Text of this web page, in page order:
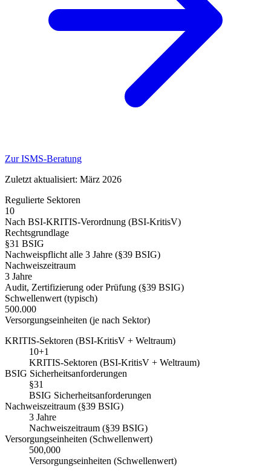
Zur ISMS-Beratung
Zuletzt aktualisiert: März 2026
Regulierte Sektoren
10
Nach BSI-KRITIS-Verordnung (BSI-KritisV)
Rechtsgrundlage
§31 BSIG
Nachweispflicht alle 3 Jahre (§39 BSIG)
Nachweiszeitraum
3 Jahre
Audit, Zertifizierung oder Prüfung (§39 BSIG)
Schwellenwert (typisch)
500.000
Versorgungseinheiten (je nach Sektor)
KRITIS-Sektoren (BSI-KritisV + Weltraum)
10+1
KRITIS-Sektoren (BSI-KritisV + Weltraum)
BSIG Sicherheitsanforderungen
§31
BSIG Sicherheitsanforderungen
Nachweiszeitraum (§39 BSIG)
3 Jahre
Nachweiszeitraum (§39 BSIG)
Versorgungseinheiten (Schwellenwert)
500,000
Versorgungseinheiten (Schwellenwert)